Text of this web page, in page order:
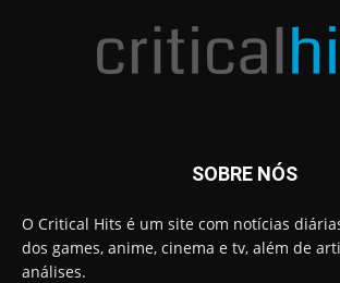
SOBRE NÓS
O Critical Hits é um site com notícias
dos games, anime, cinema e tv, além de
análises.